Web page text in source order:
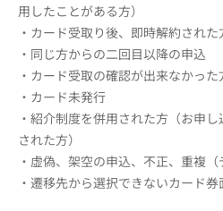
用したことがある方）
・カード受取り後、即時解約された
・同じ方からの二回目以降の申込
・カード受取の確認が出来なかった
・カード未発行
・紹介制度を併用された方（お申
された方）
・虚偽、架空の申込、不正、重複
・遷移先から選択できないカード